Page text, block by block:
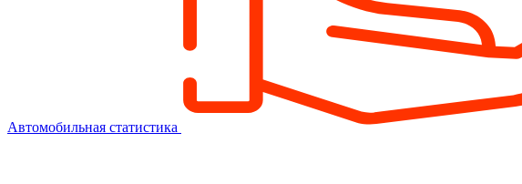
Автомобильная статистика